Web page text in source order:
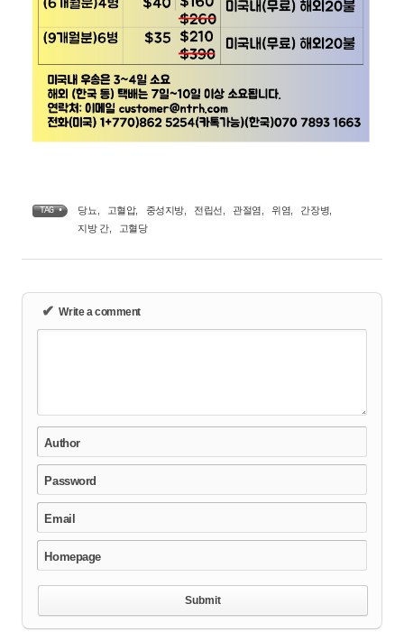
TAG • 당뇨 고혈압, 중성지방, 전립선 관절염 위염 간장병
지방 간, 고혈당
✔ Write a comment
Author
Password
Email
Homepage